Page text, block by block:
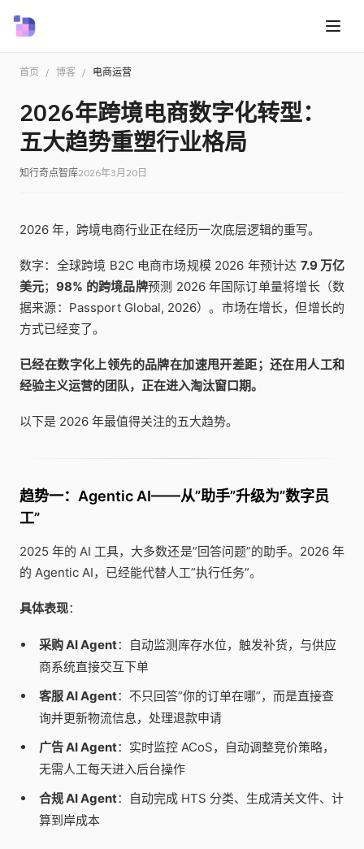
首页 / 博客 / 电商运营
2026年跨境电商数字化转型：
五大趋势重塑行业格局
知行奇点智库2026年3月20日
2026 年，跨境电商行业正在经历一次底层逻辑的重写。
数字：全球跨境 B2C 电商市场规模 2026 年预计达 7.9 万亿
美元；98% 的跨境品牌预测 2026 年国际订单量将增长（数
据来源：Passport Global, 2026）。市场在增长，但增长的
方式已经变了。
已经在数字化上领先的品牌在加速甩开差距；还在用人工和
经验主义运营的团队，正在进入淘汰窗口期。
以下是 2026 年最值得关注的五大趋势。
趋势一：Agentic AI——从”助手”升级为”数字员
工”
2025 年的 AI 工具，大多数还是”回答问题”的助手。2026 年
的 Agentic AI，已经能代替人工”执行任务”。
具体表现：
采购 AI Agent：自动监测库存水位，触发补货，与供应
商系统直接交互下单
客服 AI Agent：不只回答”你的订单在哪”，而是直接查
询并更新物流信息，处理退款申请
广告 AI Agent：实时监控 ACoS，自动调整竞价策略，
无需人工每天进入后台操作
合规 AI Agent：自动完成 HTS 分类、生成清关文件、计
算到岸成本